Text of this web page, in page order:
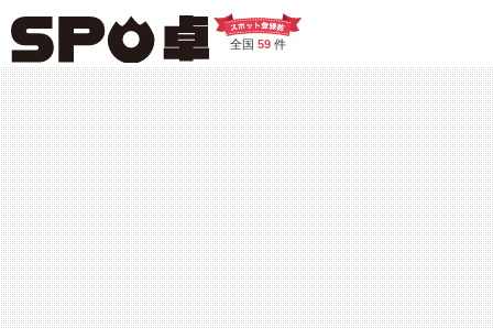
全国 59件